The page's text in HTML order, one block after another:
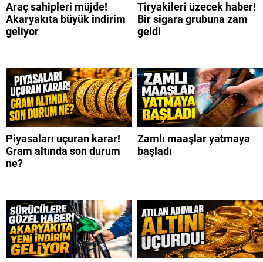
Araç sahipleri müjde!
Akaryakıta büyük indirim
geliyor
Tiryakileri üzecek haber!
Bir sigara grubuna zam
geldi
Piyasaları uçuran karar!
Gram altında son durum
ne?
Zamlı maaşlar yatmaya
başladı